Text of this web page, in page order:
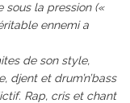
sous la pression («
ennemi a
de son style,
djent et drum’n’bass
Rap, cris et chant